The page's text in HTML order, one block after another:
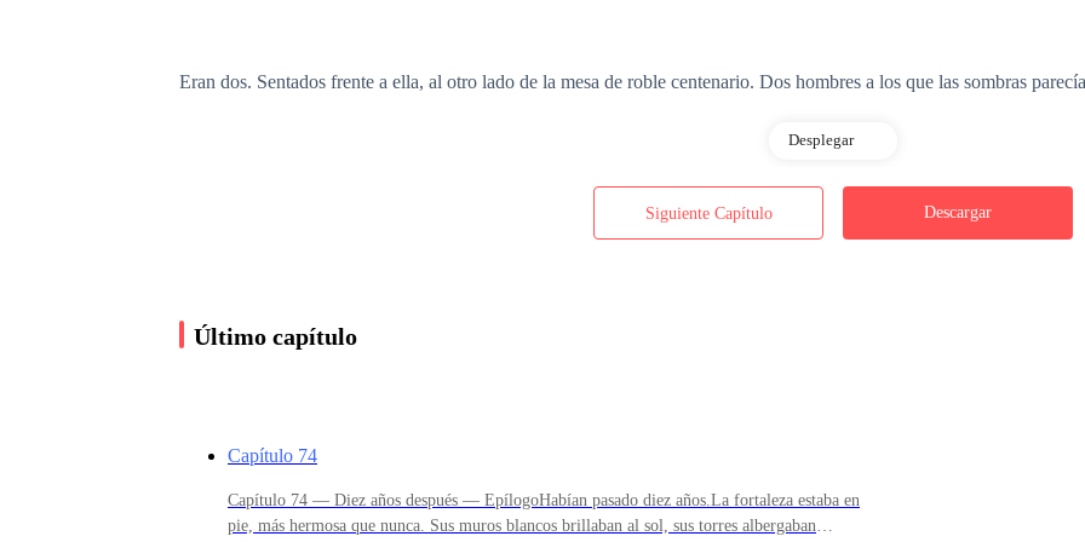
Eran dos. Sentados frente a ella, al otro lado de la mesa de roble centenario. Dos hombres a los que las sombras
ella había visto en su vida. No la miraba. La pesaba. Sus pupilas color miel ardían lentamente, subiendo desde sus
Su hermano, Julian, era la sombra de la espada. Más esbelto, más astuto. Una sonrisa que nunca llegaba a sus ojos
vaso de bourbon, escuchando sin escuchar, dejando que su pulgar se deslizara sobre el cristal en un movimiento
Elena tenía diecinueve años. Ellos, treinta y siete y treinta y cinco.
Lo sabía porque su padre se lo había recordado la víspera. Hombres de experiencia, Elena. Respétalos.
Desplegar
Siguiente Capítulo Descargar
Último capítulo
Capítulo 74
Capítulo 74 — Diez años después — EpílogoHabían pasado diez años.La fortaleza estaba en
pie, más hermosa que nunca. Sus muros blancos brillaban al sol, sus torres albergaban